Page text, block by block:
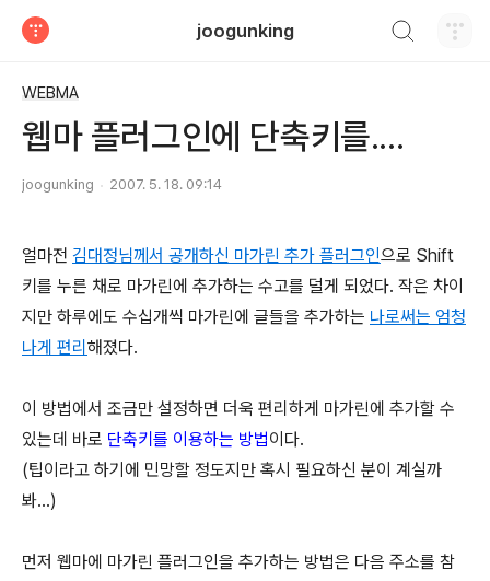
joogunking
WEBMA
웹마 플러그인에 단축키를....
joogunking 2007. 5. 18. 09:14
얼마전 김대정님께서 공개하신 마가린 추가 플러그인으로 Shift
키를 누른 채로 마가린에 추가하는 수고를 덜게 되었다. 작은 차이
지만 하루에도 수십개씩 마가린에 글들을 추가하는 나로써는 엄청
나게 편리 해졌다.
이 방법에서 조금만 설정하면 더욱 편리하게 마가린에 추가할 수
있는데 바로 단축키를 이용하는 방법이다.
(팁이라고 하기에 민망할 정도지만 혹시 필요하신 분이 계실까
봐...)
먼저 웹마에 마가린 플러그인을 추가하는 방법은 다음 주소를 참